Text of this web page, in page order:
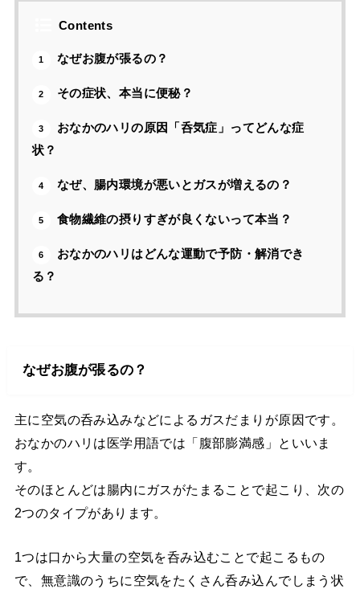
Contents
1 なぜお腹が張るの？
2 その症状、本当に便秘？
3
おなかのハリの原因「呑気症」ってどんな症
状？
4 なぜ、腸内環境が悪いとガスが増えるの？
5 食物繊維の摂りすぎが良くないって本当？
6
おなかのハリはどんな運動で予防・解消でき
る？
なぜお腹が張るの？
主に空気の呑み込みなどによるガスだまりが原因です。
おなかのハリは医学用語では「腹部膨満感」といいま
す。
そのほとんどは腸内にガスがたまることで起こり、次の
2つのタイプがあります。
1つは口から大量の空気を呑み込むことで起こるもの
で、無意識のうちに空気をたくさん呑み込んでしまう状